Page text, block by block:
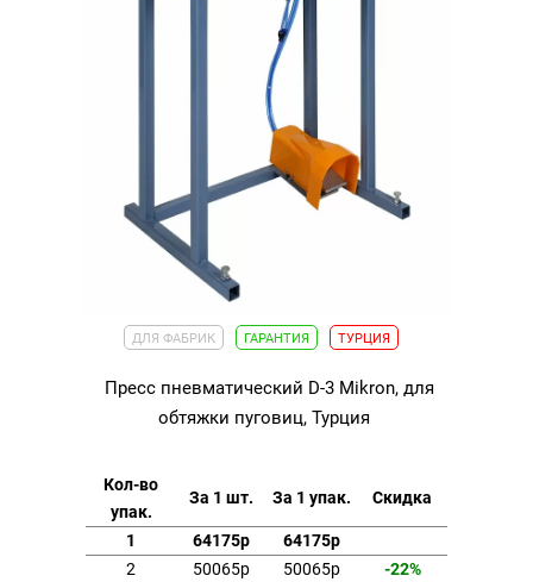
ДЛЯ ФАБРИК ГАРАНТИЯ ТУРЦИЯ
Пресс пневматический D-3 Mikron, для
обтяжки пуговиц, Турция
Кол-во
упак.
За 1 шт. За 1 упак. Скидка
1 64175р
64175р
2
50065р 50065р -22%